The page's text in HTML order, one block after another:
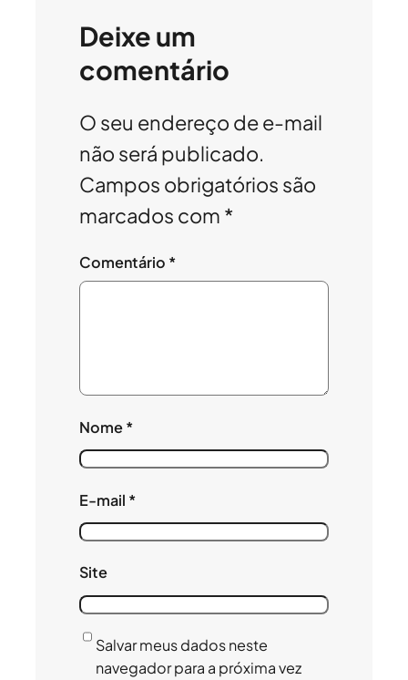
Deixe um
comentário
O seu endereço de e-mail
não será publicado.
Campos obrigatórios são
marcados com *
Comentário *
Nome*
E-mail *
Site
Salvar meus dados neste
navegador para a próxima vez